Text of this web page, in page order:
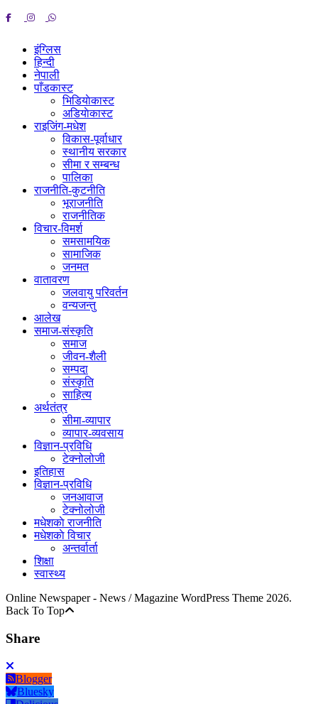
इंग्लिस
हिन्दी
नेपाली
पाँडकास्ट
भिडियाेकास्ट
अडियाेकास्ट
राइजिंग-मधेश
विकास-पूर्वाधार
स्थानीय सरकार
सीमा र सम्बन्ध
पालिका
राजनीति-कुटनीति
भूराजनीति
राजनीतिक
विचार-विमर्श
समसामयिक
सामाजिक
जनमत
वातावरण
जलवायु परिवर्तन
वन्यजन्तु
आलेख
समाज-संस्कृति
समाज
जीवन-शैली
सम्पदा
संस्कृति
साहित्य
अर्थतंत्र
सीमा-व्यापार
व्यापार-व्यवसाय
विज्ञान-प्रविधि
टेक्नोलोजी
इतिहास
विज्ञान-प्रविधि
जनआवाज
टेक्नोलोजी
मधेशकाे राजनीति
मधेशकाे विचार
अन्तर्वार्ता
शिक्षा
स्वास्थ्य
Online Newspaper - News / Magazine WordPress Theme 2026.
Back To Top
Share
Blogger
Bluesky